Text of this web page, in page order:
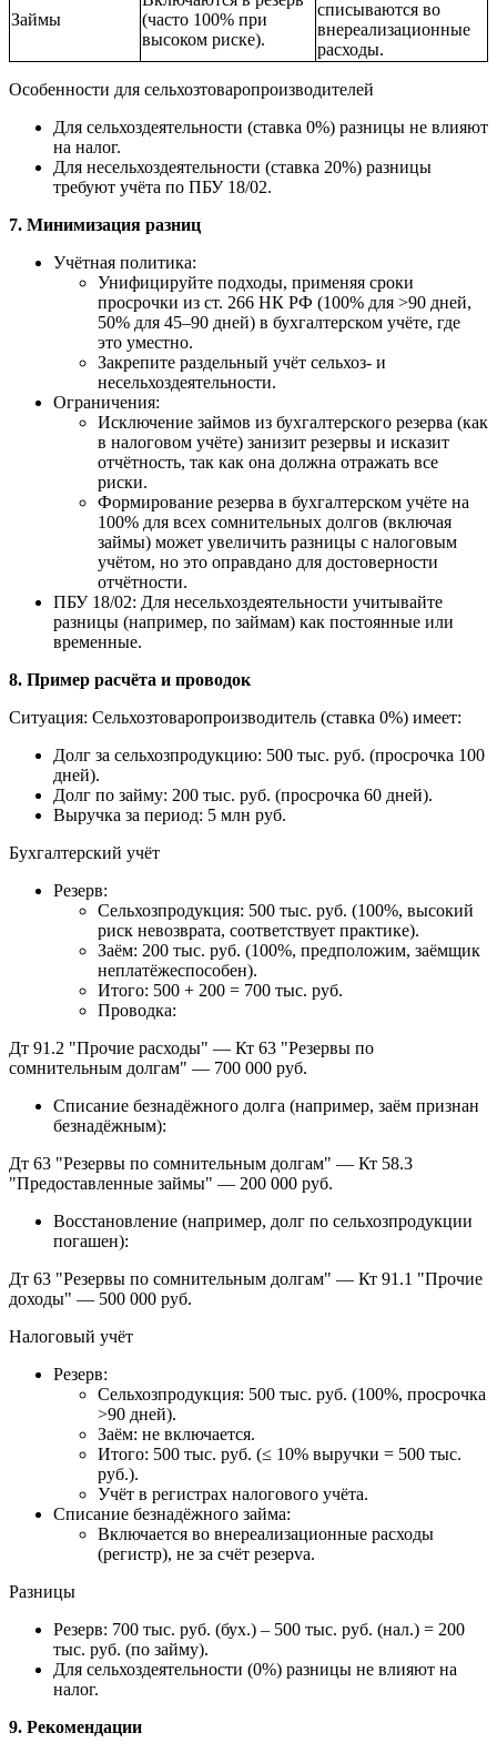
Займы
(часто 100% при
высоком риске).
списываются во
внереализационные
расходы.
Особенности для сельхозтоваропроизводителей
Для сельхоздеятельности (ставка 0%) разницы не влияют
на налог.
Для несельхоздеятельности (ставка 20%) разницы
требуют учёта по ПБУ 18/02.
7. Минимизация разниц
Учётная политика:
Унифицируйте подходы, применяя сроки
просрочки из ст. 266 НК РФ (100% для >90 дней,
50% для 45–90 дней) в бухгалтерском учёте, где
это уместно.
Закрепите раздельный учёт сельхоз- и
несельхоздеятельности.
Ограничения:
Исключение займов из бухгалтерского резерва (как
в налоговом учёте) занизит резервы и исказит
отчётность, так как она должна отражать все
риски.
Формирование резерва в бухгалтерском учёте на
100% для всех сомнительных долгов (включая
займы) может увеличить разницы с налоговым
учётом, но это оправдано для достоверности
отчётности.
ПБУ 18/02: Для несельхоздеятельности учитывайте
разницы (например, по займам) как постоянные или
временные.
8. Пример расчёта и проводок
Ситуация: Сельхозтоваропроизводитель (ставка 0%) имеет:
Долг за сельхозпродукцию: 500 тыс. руб. (просрочка 100
дней).
Долг по займу: 200 тыс. руб. (просрочка 60 дней).
Выручка за период: 5 млн руб.
Бухгалтерский учёт
Резерв:
Сельхозпродукция: 500 тыс. руб. (100%, высокий
риск невозврата, соответствует практике).
Заём: 200 тыс. руб. (100%, предположим, заёмщик
неплатёжеспособен).
Итого: 500 + 200 = 700 тыс. руб.
Проводка:
Дт 91.2 "Прочие расходы" — Кт 63 "Резервы по
сомнительным долгам" — 700 000 руб.
Списание безнадёжного долга (например, заём признан
безнадёжным):
Дт 63 "Резервы по сомнительным долгам" — Кт 58.3
"Предоставленные займы" — 200 000 руб.
Восстановление (например, долг по сельхозпродукции
погашен):
Дт 63 "Резервы по сомнительным долгам" — Кт 91.1 "Прочие
доходы" — 500 000 руб.
Налоговый учёт
Резерв:
Сельхозпродукция: 500 тыс. руб. (100%, просрочка
>90 дней).
Заём: не включается.
Итого: 500 тыс. руб. (≤ 10% выручки = 500 тыс.
руб.).
Учёт в регистрах налогового учёта.
Списание безнадёжного займа:
Включается во внереализационные расходы
(регистр), не за счёт резерva.
Разницы
Резерв: 700 тыс. руб. (бух.) – 500 тыс. руб. (нал.) = 200
тыс. руб. (по займу).
Для сельхоздеятельности (0%) разницы не влияют на
налог.
9. Рекомендации